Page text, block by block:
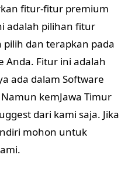
fitur-fitur premium
adalah pilihan fitur
dan terapkan pada
Anda. Fitur ini adalah
ada dalam Software
kemJawa Timur
dari kami saja. Jika
mohon untuk